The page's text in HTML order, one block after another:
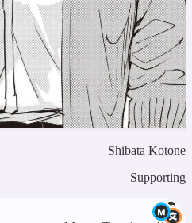
Shibata